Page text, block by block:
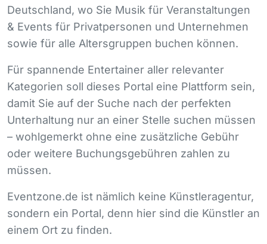
Deutschland, wo Sie Musik für Veranstaltungen
& Events für Privatpersonen und Unternehmen
sowie für alle Altersgruppen buchen können.
Für spannende Entertainer aller relevanter
Kategorien soll dieses Portal eine Plattform sein,
damit Sie auf der Suche nach der perfekten
Unterhaltung nur an einer Stelle suchen müssen
– wohlgemerkt ohne eine zusätzliche Gebühr
oder weitere Buchungsgebühren zahlen zu
müssen.
Eventzone.de ist nämlich keine Künstleragentur,
sondern ein Portal, denn hier sind die Künstler an
einem Ort zu finden.